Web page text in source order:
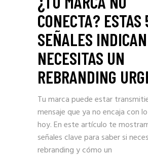
CONECTA? ESTAS
SEÑALES
NECESITAS UN
REBRANDING
Tu marca puede estar
mensaje que ya no encaja con
hoy. En este artículo te
señales clave para saber si
rebranding y cómo un